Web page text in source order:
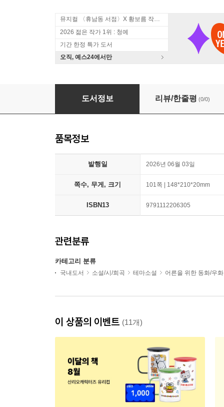
뮤지컬 〈휴남동 서점〉X 황보름 작가 북토크
2026 젊은 작가 1위 : 청예
기간 한정 특가 도서
오직, 예스24에서만
내 기억 어디 갔지?
도서정보 리뷰/한줄평 (0/0)
품목정보
발행일 2026년 06월 03일
쪽수, 무게, 크기 101쪽 | 148*210*20mm
ISBN13 9791112206305
관련분류
카테고리 분류
국내도서 소설/시/희곡 테마소설 어른을 위한 동화/우화
이 상품의 이벤트 (11개)